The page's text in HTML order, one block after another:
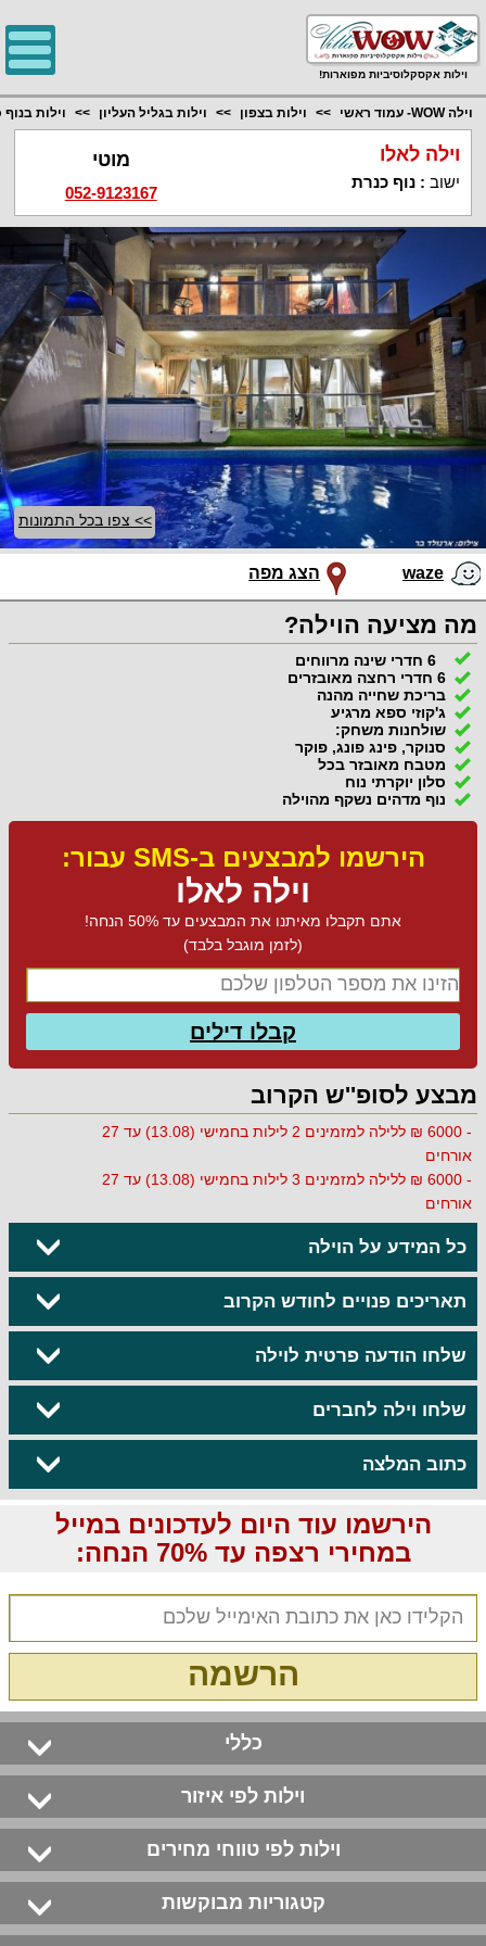
וילות אקסקלוסיביות מפוארות!
וילה WOW- עמוד ראשי וילות בצפון וילות בגליל העליון וילות
וילה לאלו
ישוב :נוף כנרת
מוטי
052-9123167
>> צפו בכל התמונות
waze הצג מפה
מה מציעה הוילה?
6 חדרי שינה מרווחים
6 חדרי רחצה מאובזרים
בריכת שחייה מהנה
ג'קוזי ספא מרגיע
שולחנות משחק:
סנוקר, פינג פונג, פוקר
מטבח מאובזר בכל
סלון יוקרתי נוח
נוף מדהים נשקף מהוילה
הירשמו למבצעים ב-SMS עבור:
וילה לאלו
אתם תקבלו מאיתנו את המבצעים עד 50% הנחה!
(לזמן מוגבל בלבד)
קבלו דילים
מבצע לסופ''ש הקרוב
- 6000 ₪ ללילה למזמינים 2 לילות בחמישי (13.08) עד 27
אורחים
- 6000 ₪ ללילה למזמינים 3 לילות בחמישי (13.08) עד 27
אורחים
כל המידע על הוילה
תאריכים פנויים לחודש הקרוב
שלחו הודעה פרטית לוילה
שלחו וילה לחברים
כתוב המלצה
הירשמו עוד היום לעדכונים במייל
במחירי רצפה עד 70% הנחה:
הרשמה
כללי
וילות לפי איזור
וילות לפי טווחי מחירים
קטגוריות מבוקשות